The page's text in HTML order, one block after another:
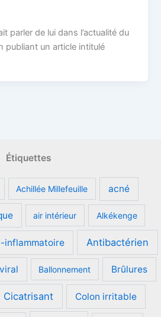
parler de lui dans l’actualité du
publiant un article intitulé
Étiquettes
Achillée Millefeuille acné
air intérieur Alkékenge
inflammatoire Antibactérien
Ballonnement Brûlures
Cicatrisant Colon irritable